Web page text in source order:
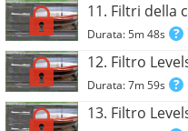
11. Filtri della
Durata: 5m 48s
12. Filtro
Durata: 7m 59s
13. Filtro